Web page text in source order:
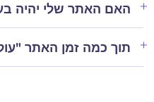
האם האתר שלי יהיה
תוך כמה זמן האתר